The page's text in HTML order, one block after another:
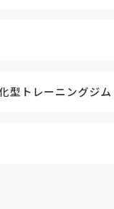
型トレーニングジ